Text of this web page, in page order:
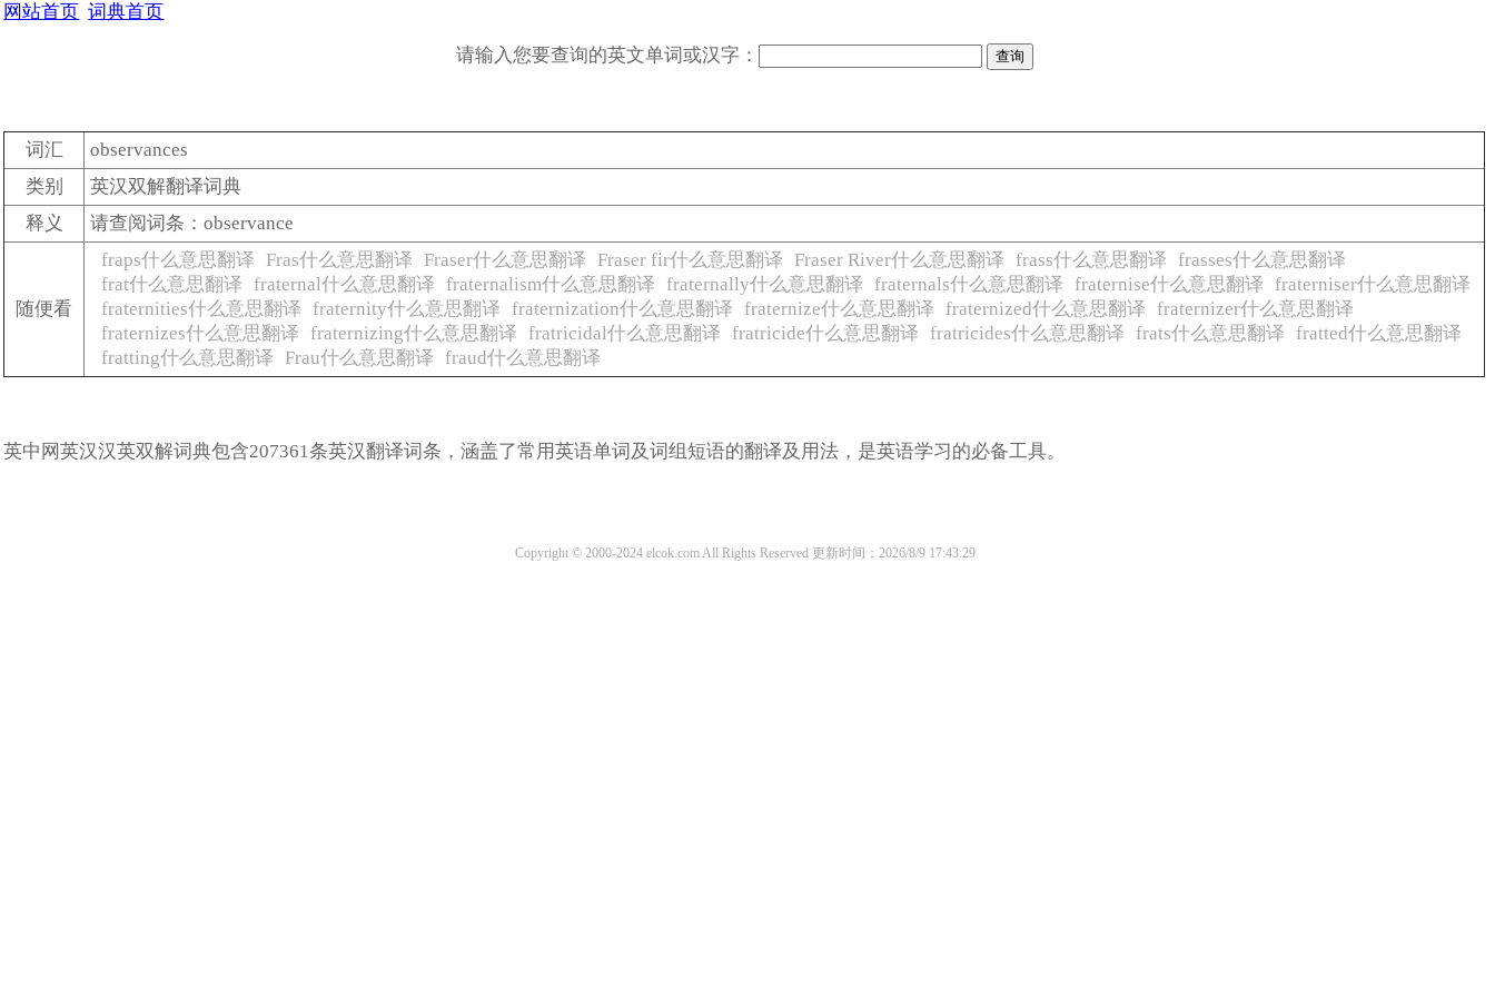
网站首页 词典首页
请输入您要查询的英文单词或汉字：
词汇
observances
类别
英汉双解翻译词典
释义
请查阅词条：observance
随便看
fraps什么意思翻译 Fras什么意思翻译 Fraser什么意思翻译 Fraser fir什么意思翻译 Fraser River什么意思翻译 frass什么意思翻译
frasses什么意思翻译
frat什么意思翻译
fraternal什么意思翻译 fraternalism什么意思翻译 fraternally什么意思翻译 fraternals什么意思翻译 fraternise什么意思翻译
fraterniser什么意思翻译
fraternities什么意思翻译
fraternity什么意思翻译 fraternization什么意思翻译 fraternize什么意思翻译 fraternized什么意思翻译
fraternizer什么意思翻译
fraternizes什么意思翻译
fraternizing什么意思翻译 fratricidal什么意思翻译 fratricide什么意思翻译 fratricides什么意思翻译 frats什么意思翻译
fratted什么意思翻译
fratting什么意思翻译
Frau什么意思翻译 fraud什么意思翻译
英中网英汉汉英双解词典包含207361条英汉翻译词条，涵盖了常用英语单词及词组短语的翻译及用法，是英语学习的必备工具。
Copyright © 2000-2024 elcok.com All Rights Reserved 更新时间：2026/8/9 17:43:29